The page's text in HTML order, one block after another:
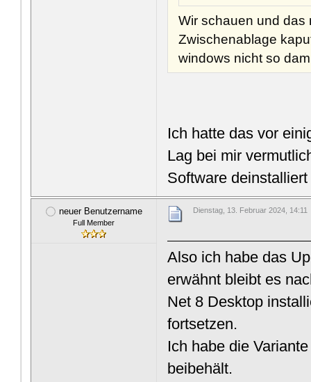
Wir schauen und das
Zwischenablage
windows nicht so
Ich hatte das vor
Lag bei mir
Software
neuer Benutzername
Full Member
Dienstag, 13. Februar 2024, 14:11
Also ich habe das
erwähnt bleibt es
Net 8 Desktop
fortsetzen.
Ich habe die
beibehält.